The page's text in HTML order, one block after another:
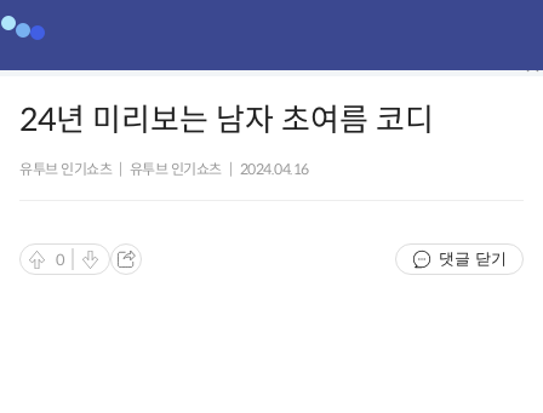
24년 미리보는 남자 초여름 코디
유투브 인기쇼츠 유투브 인기쇼츠 2024.04.16
0 댓글 닫기